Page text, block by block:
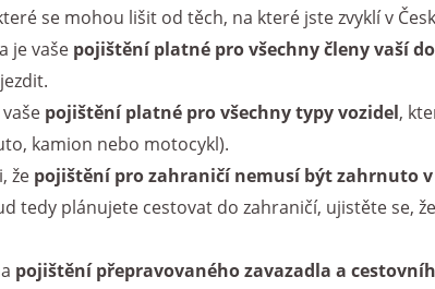
se mohou lišit od těch, na které jste zvyklí v
je vaše pojištění platné pro všechny členy vaší
pojištění platné pro všechny typy vozidel,
kamion nebo motocykl).
že pojištění pro zahraničí nemusí být zahrnuto
tedy plánujete cestovat do zahraničí, ujistěte se,
pojištění přepravovaného zavazadla a